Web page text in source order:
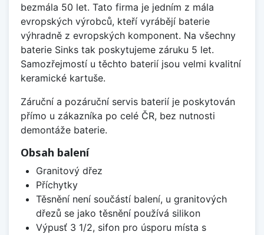
bezmála 50 let. Tato firma je jedním z mála
evropských výrobců, kteří vyrábějí baterie
výhradně z evropských komponent. Na všechny
baterie Sinks tak poskytujeme záruku 5 let.
Samozřejmostí u těchto baterií jsou velmi kvalitní
keramické kartuše.
Záruční a pozáruční servis baterií je poskytován
přímo u zákazníka po celé ČR, bez nutnosti
demontáže baterie.
Obsah balení
Granitový dřez
Příchytky
Těsnění není součástí balení, u granitových
dřezů se jako těsnění používá silikon
Výpusť 3 1/2, sifon pro úsporu místa s